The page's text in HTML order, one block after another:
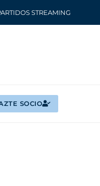
STREAMING
SOCIO